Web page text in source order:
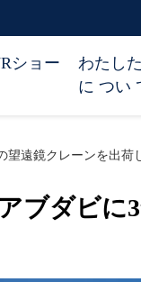
ショー
わたし
に つい
望遠鏡クレーンを出荷
ブダビに